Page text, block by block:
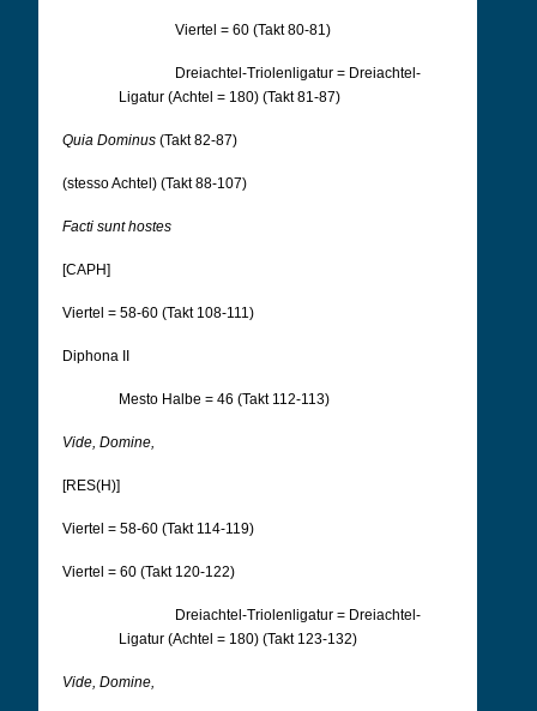
Viertel = 60 (Takt 80-81)
Dreiachtel-Triolenligatur = Dreiachtel-
Ligatur (Achtel = 180) (Takt 81-87)
Quia Dominus (Takt 82-87)
(stesso Achtel) (Takt 88-107)
Facti sunt hostes
[CAPH]
Viertel = 58-60 (Takt 108-111)
Diphona II
Mesto Halbe = 46 (Takt 112-113)
Vide, Domine,
[RES(H)]
Viertel = 58-60 (Takt 114-119)
Viertel = 60 (Takt 120-122)
Dreiachtel-Triolenligatur = Dreiachtel-
Ligatur (Achtel = 180) (Takt 123-132)
Vide, Domine,